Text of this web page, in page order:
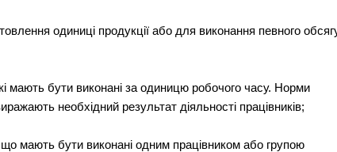
одиниці продукції або для виконання певного
мають бути виконані за одиницю робочого часу. Норми
необхідний результат діяльності працівників;
мають бути виконані одним працівником або групою